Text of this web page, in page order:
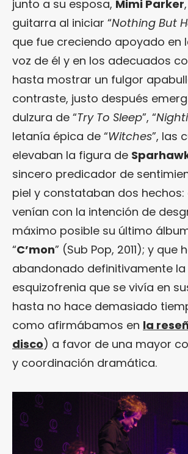
junto a su esposa, Mimi Parker
guitarra al iniciar “Nothing But
que fue creciendo apoyado en
voz de él y en los adecuados
hasta mostrar un fulgor
contraste, justo después
dulzura de “Try To Sleep”, “
letanía épica de “Witches”, las
elevaban la figura de
sincero predicador de
piel y constataban dos hechos:
venían con la intención de
máximo posible su último
“C’mon” (Sub Pop, 2011); y que
abandonado definitivamente
esquizofrenia que se vivía en
hasta no hace demasiado
como afirmábamos en la
disco) a favor de una mayor
y coordinación dramática.